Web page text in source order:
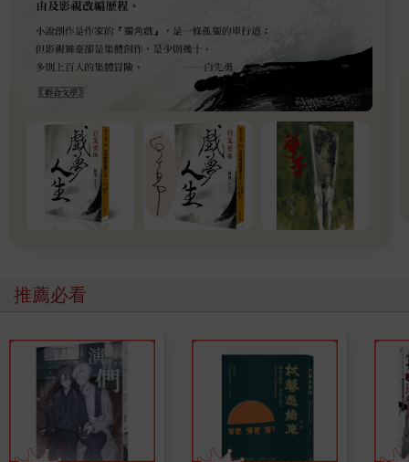
唯獨婚後發生了一件與那人有關事，健三至今仍耿耿於懷。那是
五六年前，他還在外地工作時，有一天他辦公桌上擺著一封厚厚
的信，字跡看似女人寫的。他一臉不解地拆信讀了起來，卻怎麼
看也看不完，因為那封信實在太長了，多達二十幾張信紙，全都
寫著密密麻麻的小字。他大致看了五分之一，後來就把信交給了
因為那時他認為有必要向妻子說明寫這封長信的女人是誰，又因
不戴帽的男人與這女人有關，也必須連帶把他扯出來作證。健三
依然記得當時迫於無奈的心境。然而他生性喜怒無常，相當情緒
化，所以當時究竟向妻子細說到什麼程度，如今也已不復記憶。
畢竟是女人的來信，想必妻子記得很清楚吧，但他也不想去問妻
子。健三極度厭惡將這個寫長信的女人，和那個不戴帽的男人放
走進自己的書房。他始終覺得這六疊榻榻米的狹小書房裡，有著
他在這六疊榻榻米的書房，打開從遙遠國度帶回來的書箱時，盤
腿坐在堆積如山的外文書裡，就這樣過了一兩個星期。他很喜歡
隨手抓起一本書就看個兩三頁，因此這間重要的書房遲遲沒能好
好整理。後來是有朋友來訪，看這雜亂的書房實在看不下去，他
便不管順序或冊數，將所有書籍一股腦兒搬上書架。瞭解他的
人，大多認為他有神經衰弱症。但他深信是自己個性如此。
推薦必看